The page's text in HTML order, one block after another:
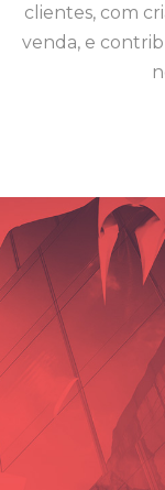
clientes, com
venda, e